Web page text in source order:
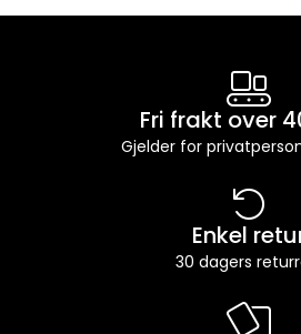
Fri frakt over
Gjelder for
Enkel
30 dagers